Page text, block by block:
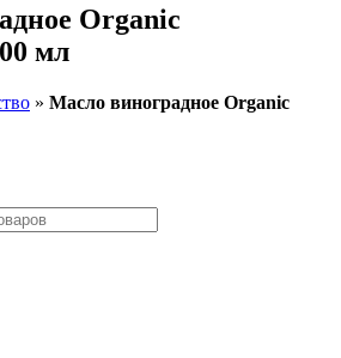
Organic
мл
» Масло виноградное Organic